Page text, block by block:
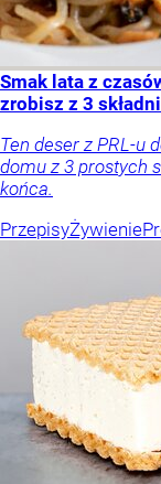
Smak lata z
zrobisz z 3
Ten deser z PRL-u
domu z 3 prostych
końca.
PrzepisyŻywienie